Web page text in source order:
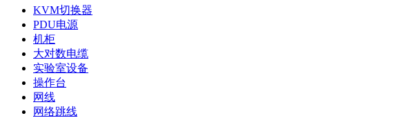
KVM切换器
PDU电源
机柜
大对数电缆
实验室设备
操作台
网线
网络跳线